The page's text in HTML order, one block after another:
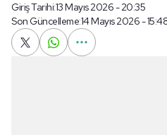
Giriş Tarihi:13 Mayıs 2026 - 20:35
Son Güncelleme:14 Mayıs 2026 -